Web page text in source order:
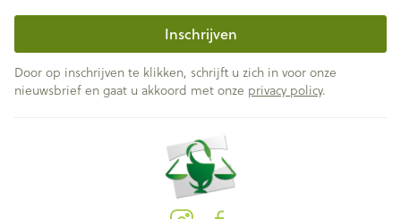
Inschrijven
Door op inschrijven te klikken, schrijft u zich in voor onze
nieuwsbrief en gaat u akkoord met onze privacy policy.